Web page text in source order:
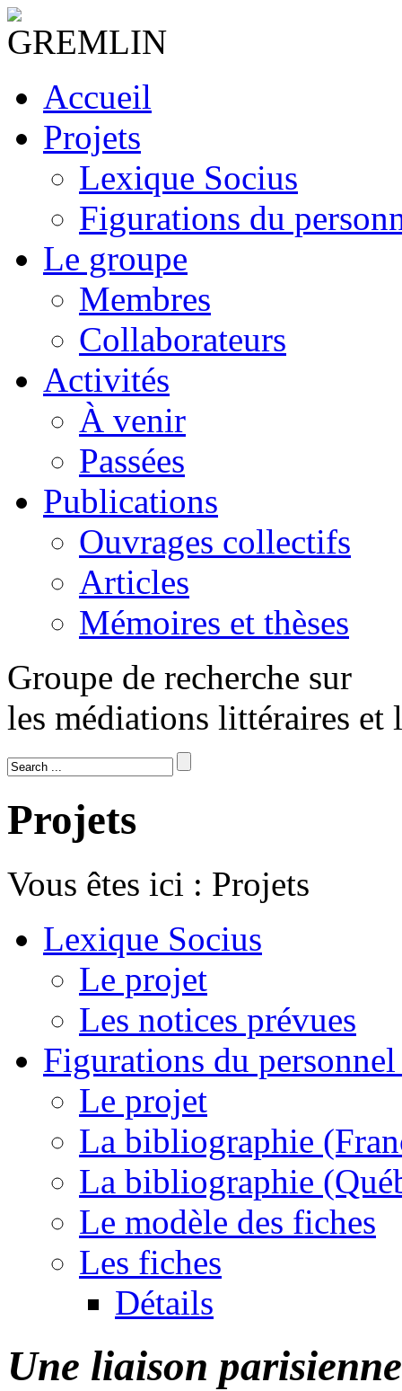
Accueil
Projets
Lexique Socius
Figurations du
Le groupe
Membres
Collaborateurs
Activités
À venir
Passées
Publications
Ouvrages collectifs
Articles
Mémoires et thèses
Groupe de recherche sur
les médiations littéraires et
Projets
Vous êtes ici : Projets
Lexique Socius
Le projet
Les notices prévues
Figurations du
Le projet
La bibliographie
La bibliographie
Le modèle des fiches
Les fiches
Détails
Une liaison parisienne